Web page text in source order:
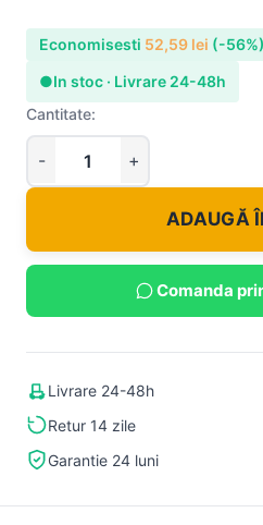
Economisesti 52,59 lei (-56%)
●In stoc · Livrare 24-48h
Cantitate:
ADAUGĂ
Comanda
Livrare 24-48h
Retur 14 zile
Garantie 24 luni